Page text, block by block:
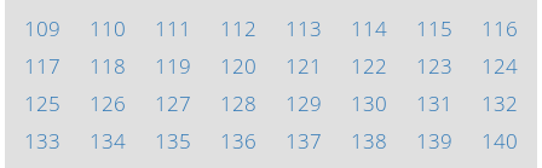
109
110 111 112 113 114 115
116
117
118 119 120 121 122 123
124
125
126 127 128 129 130 131
132
133
134 135 136 137 138 139
140